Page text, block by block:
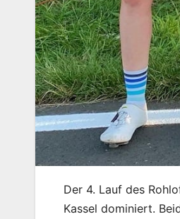
Der 4. Lauf des
Kassel dominiert.